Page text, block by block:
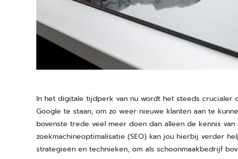
In het digitale tijdperk van nu wordt het steeds crucialer
Google te staan, om zo weer nieuwe klanten aan te
bovenste trede veel meer doen dan alleen de kennis
zoekmachineoptimalisatie (SEO) kan jou hierbij verder
strategieën en technieken, om als schoonmaakbedrijf